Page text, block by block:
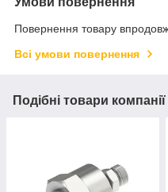
Повернення товару
Всі умови повернення
Подібні товари компанії